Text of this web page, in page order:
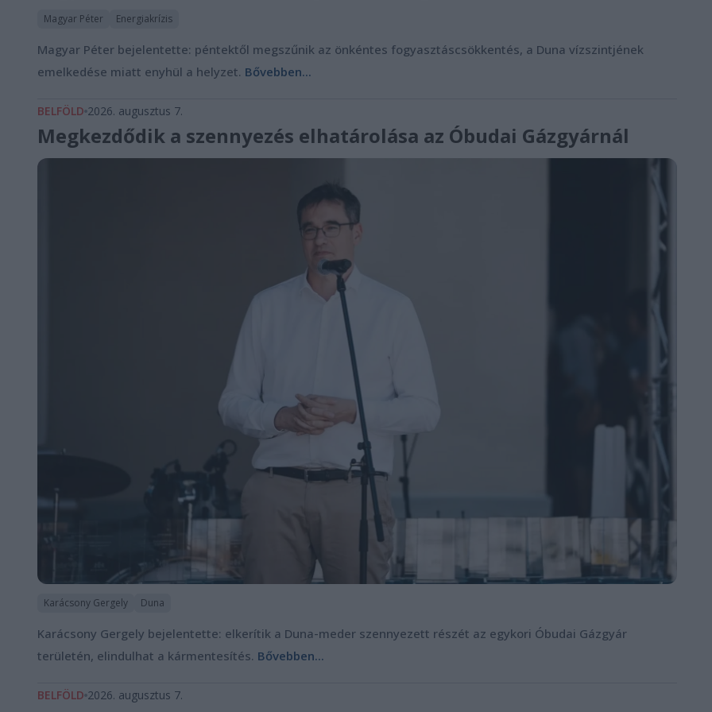
Magyar Péter Energiakrízis
Magyar Péter bejelentette: péntektől megszűnik az önkéntes fogyasztáscsökkentés, a Duna vízszintjének
emelkedése miatt enyhül a helyzet. Bővebben...
BELFÖLD 2026. augusztus 7.
Megkezdődik a szennyezés elhatárolása az Óbudai Gázgyárnál
Karácsony Gergely Duna
Karácsony Gergely bejelentette: elkerítik a Duna-meder szennyezett részét az egykori Óbudai Gázgyár
területén, elindulhat a kármentesítés. Bővebben...
BELFÖLD 2026. augusztus 7.